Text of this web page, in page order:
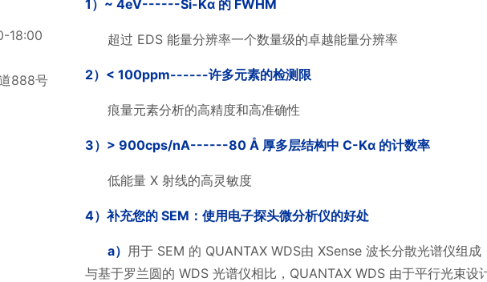
18:00
888号
1 ） ~ 4eV------Si-Kα 的 FWHM
超过 EDS 能量分辨率一个数量级的卓越能量分辨率
2） < 100ppm------许多元素的检测限
痕量元素分析的高精度和高准确性
3） > 900cps/nA------80 Å 厚多层结构中 C-Kα 的计数率
低能量X 射线的高灵敏度
4）补充您的 SEM ：使用电子探头微分析仪的好处
a） 用于 SEM 的 QUANTAX WDS由 XSense 波长分散光谱仪组
与基于罗兰圆的 WDS 光谱仪相比， QUANTAX WDS 由于平行光束设